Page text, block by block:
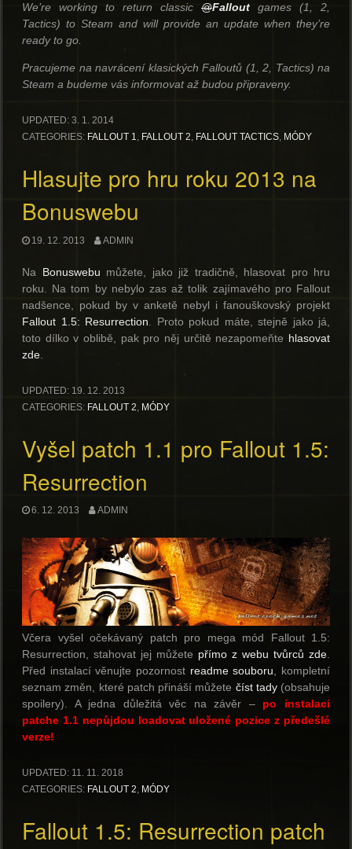
We’re working to return classic @Fallout games (1, 2,
Tactics) to Steam and will provide an update when they’re
ready to go.
Pracujeme na navrácení klasických Falloutů (1, 2, Tactics) na
Steam a budeme vás informovat až budou připraveny.
UPDATED: 3. 1. 2014
CATEGORIES: FALLOUT 1, FALLOUT 2, FALLOUT TACTICS, MÓDY
Hlasujte pro hru roku 2013 na
Bonuswebu
19. 12. 2013 ADMIN
Na Bonuswebu můžete, jako již tradičně, hlasovat pro hru
roku. Na tom by nebylo zas až tolik zajímavého pro Fallout
nadšence, pokud by v anketě nebyl i fanouškovský projekt
Fallout 1.5: Resurrection . Proto pokud máte, stejně jako já,
toto dílko v oblibě, pak pro něj určitě nezapomeňte hlasovat
zde
UPDATED: 19. 12. 2013
CATEGORIES: FALLOUT 2 MÓDY
Vyšel patch 1.1 pro Fallout 1.5:
Resurrection
6. 12. 2013 ADMIN
Včera vyšel očekávaný patch pro mega mód Fallout 1.5:
Resurrection, stahovat jej můžete přímo z webu tvůrců zde
Před instalací věnujte pozornost readme souboru , kompletní
seznam změn, které patch přináší můžete číst tady(obsahuje
spoilery). A jedna důležitá věc na závěr – po instalaci
patche 1.1 nepůjdou loadovat uložené pozice z předešlé
verze!
UPDATED: 11. 11. 2018
CATEGORIES: FALLOUT 2, MÓDY
Fallout 1.5: Resurrection patch